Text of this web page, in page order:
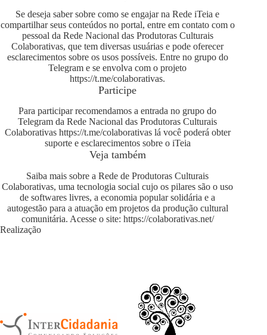
Se deseja saber sobre como se engajar na Rede iTeia e
compartilhar seus conteúdos no portal, entre em contato com o
pessoal da Rede Nacional das Produtoras Culturais
Colaborativas, que tem diversas usuárias e pode oferecer
esclarecimentos sobre os usos possíveis. Entre no grupo do
Telegram e se envolva com o projeto
https://t.me/colaborativas.
Participe
Para participar recomendamos a entrada no grupo do
Telegram da Rede Nacional das Produtoras Culturais
Colaborativas https://t.me/colaborativaslá você poderá obter
suporte e esclarecimentos sobre o iTeia
Veja também
Saiba mais sobre a Rede de Produtoras Culturais
Colaborativas, uma tecnologia social cujo os pilares são o uso
de softwares livres, a economia popular solidária e a
autogestão para a atuação em projetos da produção cultural
comunitária. Acesse o site: https://colaborativas.net/
Realização